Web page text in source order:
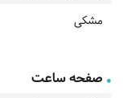
مشکی
صفحه ساعت